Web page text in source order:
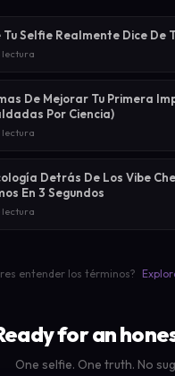
Tu Selfie Realmente Dice De
lectura
De Mejorar Tu Primera
Por Ciencia)
lectura
Detrás De Los Vibe
En 3 Segundos
lectura
entender los términos?
for an
One selfie. One truth. No